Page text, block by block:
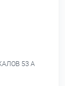
53 А